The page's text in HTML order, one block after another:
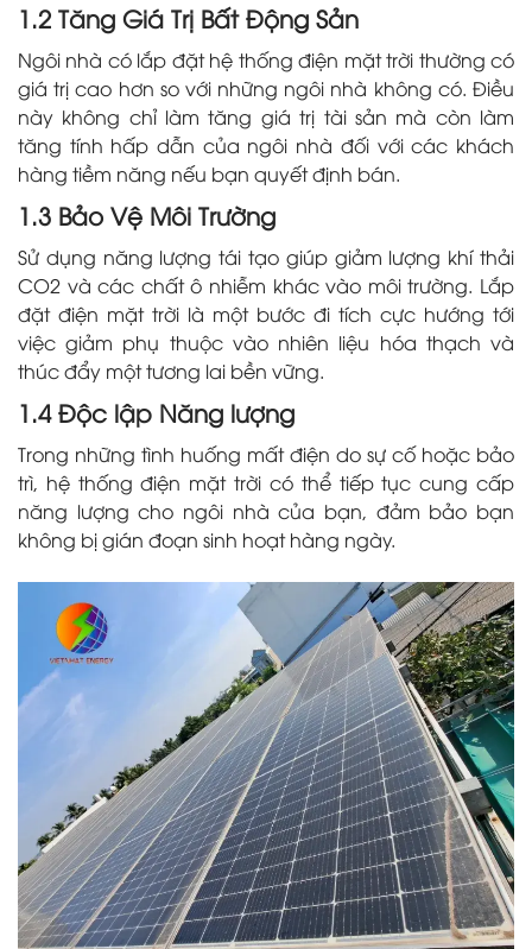
1.2 Tăng Giá Trị Bất Động Sản
Ngôi nhà có lắp đặt hệ thống điện mặt trời thường có
giá trị cao hơn so với những ngôi nhà không có. Điều
này không chỉ làm tăng giá trị tài sản mà còn làm
tăng tính hấp dẫn của ngôi nhà đối với các khách
hàng tiềm năng nếu bạn quyết định bán.
1.3 Bảo Vệ Môi Trường
Sử dụng năng lượng tái tạo giúp giảm lượng khí thải
CO2 và các chất ô nhiễm khác vào môi trường. Lắp
đặt điện mặt trời là một bước đi tích cực hướng tới
việc giảm phụ thuộc vào nhiên liệu hóa thạch và
thúc đẩy một tương lai bền vững.
1.4 Độc lập Năng lượng
Trong những tình huống mất điện do sự cố hoặc bảo
trì, hệ thống điện mặt trời có thể tiếp tục cung cấp
năng lượng cho ngôi nhà của bạn, đảm bảo bạn
không bị gián đoạn sinh hoạt hàng ngày.